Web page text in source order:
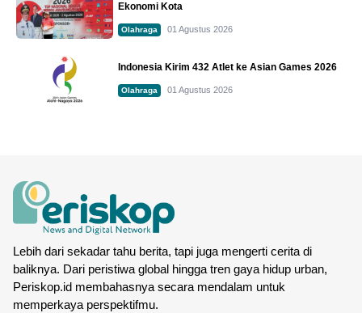
Ekonomi Kota
Olahraga 01 Agustus 2026
Indonesia Kirim 432 Atlet ke Asian Games 2026
Olahraga 01 Agustus 2026
Lebih dari sekadar tahu berita, tapi juga mengerti cerita di
baliknya. Dari peristiwa global hingga tren gaya hidup urban,
Periskop.id membahasnya secara mendalam untuk
memperkaya perspektifmu.